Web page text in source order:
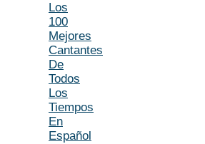
Los
100
Mejores
Cantantes
De
Todos
Los
Tiempos
En
Español